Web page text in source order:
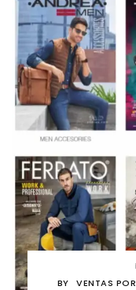
BY
VENTAS